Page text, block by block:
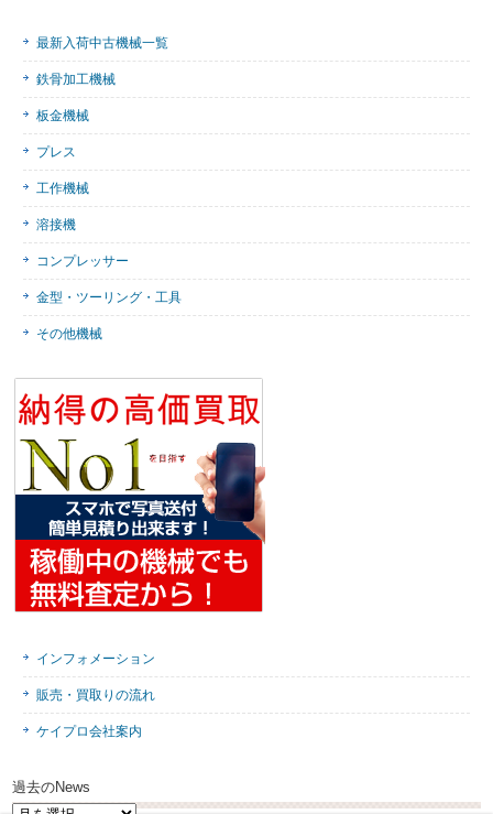
最新入荷中古機械一覧
鉄骨加工機械
板金機械
プレス
工作機械
溶接機
コンプレッサー
金型・ツーリング・工具
その他機械
インフォメーション
販売・買取りの流れ
ケイプロ会社案内
過去のNews